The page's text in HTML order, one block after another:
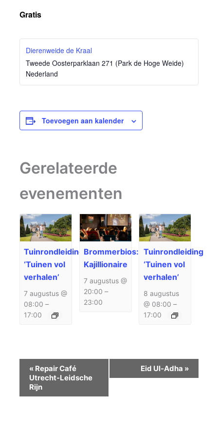
Gratis
Dierenweide de Kraal
Tweede Oosterparklaan 271 (Park de Hoge Weide)
Nederland
Toevoegen aan kalender
Gerelateerde
evenementen
Tuinrondleiding
‘Tuinen vol
verhalen’
7 augustus @
08:00 –
17:00
Brommerbios:
Kajillionaire
7 augustus @
20:00 –
23:00
Tuinrondleiding
‘Tuinen vol
verhalen’
8 augustus
@ 08:00 –
17:00
Evenement
Navigatie
« Repair Café
Utrecht-Leidsche
Rijn
Eid Ul-Adha »